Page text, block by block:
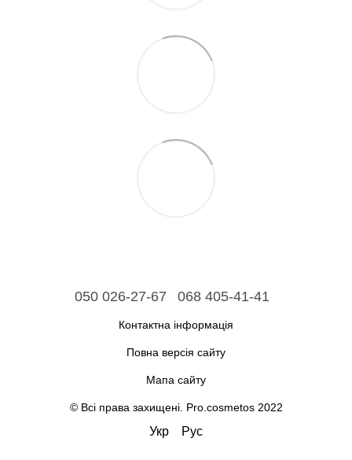
050 026-27-67 068 405-41-41
Контактна інформація
Повна версія сайту
Мапа сайту
© Всі права захищені. Pro.cosmetos 2022
Укр Рус